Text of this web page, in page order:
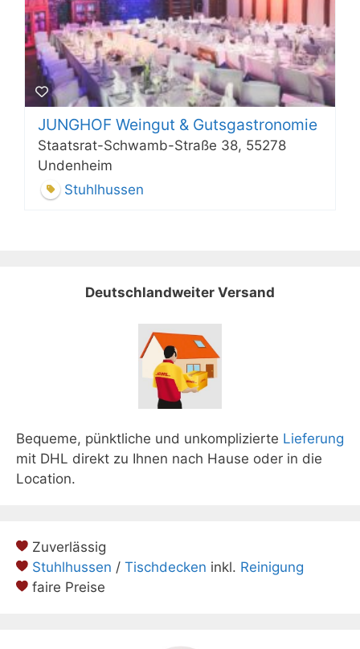
JUNGHOF Weingut & Gutsgastronomie
Staatsrat-Schwamb-Straße 38, 55278
Undenheim
Stuhlhussen
Deutschlandweiter Versand
Bequeme, pünktliche und unkomplizierte Lieferung
mit DHL direkt zu Ihnen nach Hause oder in die
Location.
Zuverlässig
Stuhlhussen / Tischdecken inkl. Reinigung
faire Preise